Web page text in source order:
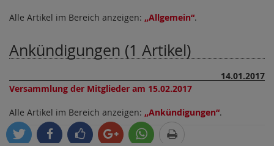
Alle Artikel im Bereich anzeigen: Allgemein .
Ankündigungen (1 Artikel)
14.01.2017
Versammlung der Mitglieder am 15.02.2017
Alle Artikel im Bereich anzeigen: Ankündigungen .